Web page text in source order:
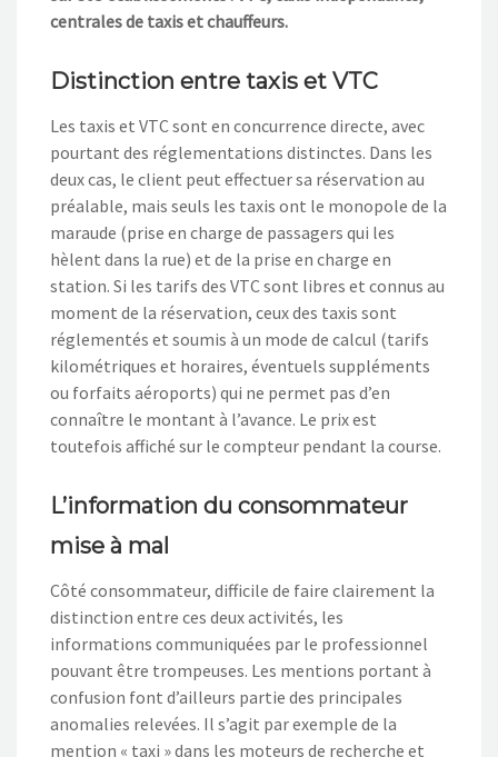
centrales de taxis et chauffeurs.
Distinction entre taxis et VTC
Les taxis et VTC sont en concurrence directe, avec
pourtant des réglementations distinctes. Dans les
deux cas, le client peut effectuer sa réservation au
préalable, mais seuls les taxis ont le monopole de la
maraude (prise en charge de passagers qui les
hèlent dans la rue) et de la prise en charge en
station. Si les tarifs des VTC sont libres et connus au
moment de la réservation, ceux des taxis sont
réglementés et soumis à un mode de calcul (tarifs
kilométriques et horaires, éventuels suppléments
ou forfaits aéroports) qui ne permet pas d’en
connaître le montant à l’avance. Le prix est
toutefois affiché sur le compteur pendant la course.
L’information du consommateur
mise à mal
Côté consommateur, difficile de faire clairement la
distinction entre ces deux activités, les
informations communiquées par le professionnel
pouvant être trompeuses. Les mentions portant à
confusion font d’ailleurs partie des principales
anomalies relevées. Il s’agit par exemple de la
mention « taxi » dans les moteurs de recherche et